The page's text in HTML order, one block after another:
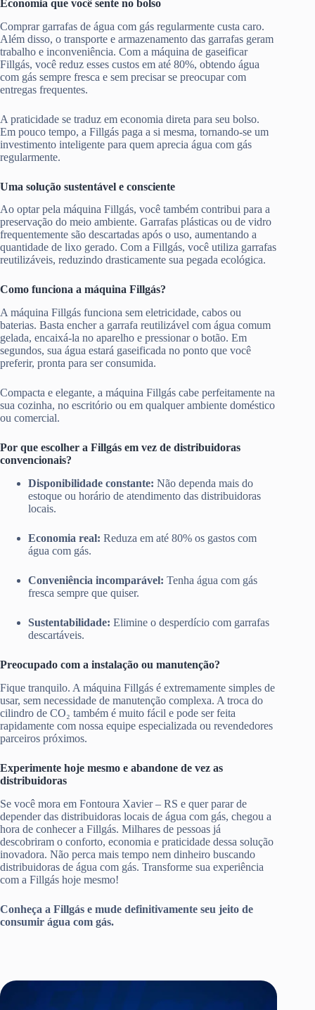
Economia que você sente no bolso
Comprar garrafas de água com gás regularmente custa caro.
Além disso, o transporte e armazenamento das garrafas geram
trabalho e inconveniência. Com a máquina de gaseificar
Fillgás, você reduz esses custos em até 80%, obtendo água
com gás sempre fresca e sem precisar se preocupar com
entregas frequentes.
A praticidade se traduz em economia direta para seu bolso.
Em pouco tempo, a Fillgás paga a si mesma, tornando-se um
investimento inteligente para quem aprecia água com gás
regularmente.
Uma solução sustentável e consciente
Ao optar pela máquina Fillgás, você também contribui para a
preservação do meio ambiente. Garrafas plásticas ou de vidro
frequentemente são descartadas após o uso, aumentando a
quantidade de lixo gerado. Com a Fillgás, você utiliza garrafas
reutilizáveis, reduzindo drasticamente sua pegada ecológica.
Como funciona a máquina Fillgás?
A máquina Fillgás funciona sem eletricidade, cabos ou
baterias. Basta encher a garrafa reutilizável com água comum
gelada, encaixá-la no aparelho e pressionar o botão. Em
segundos, sua água estará gaseificada no ponto que você
preferir, pronta para ser consumida.
Compacta e elegante, a máquina Fillgás cabe perfeitamente na
sua cozinha, no escritório ou em qualquer ambiente doméstico
ou comercial.
Por que escolher a Fillgás em vez de distribuidoras
convencionais?
Disponibilidade constante: Não dependa mais do
estoque ou horário de atendimento das distribuidoras
locais.
Economia real: Reduza em até 80% os gastos com
água com gás.
Conveniência incomparável: Tenha água com gás
fresca sempre que quiser.
Sustentabilidade: Elimine o desperdício com garrafas
descartáveis.
Preocupado com a instalação ou manutenção?
Fique tranquilo. A máquina Fillgás é extremamente simples de
usar, sem necessidade de manutenção complexa. A troca do
cilindro de CO₂ também é muito fácil e pode ser feita
rapidamente com nossa equipe especializada ou revendedores
parceiros próximos.
Experimente hoje mesmo e abandone de vez as
distribuidoras
Se você mora em Fontoura Xavier – RS e quer parar de
depender das distribuidoras locais de água com gás, chegou a
hora de conhecer a Fillgás. Milhares de pessoas já
descobriram o conforto, economia e praticidade dessa solução
inovadora. Não perca mais tempo nem dinheiro buscando
distribuidoras de água com gás. Transforme sua experiência
com a Fillgás hoje mesmo!
Conheça a Fillgás e mude definitivamente seu jeito de
consumir água com gás.